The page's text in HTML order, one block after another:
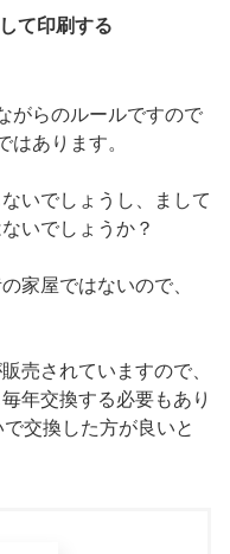
て印刷する
がらのルールですので
あります。
いでしょうし、まして
いでしょうか？
家屋ではないので、
売されていますので、
年交換する必要もあり
交換した方が良いと